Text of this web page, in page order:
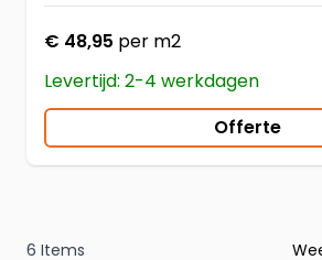
€ 48,95 per m2
Levertijd: 2-4 werkdagen
Offerte
6 Items